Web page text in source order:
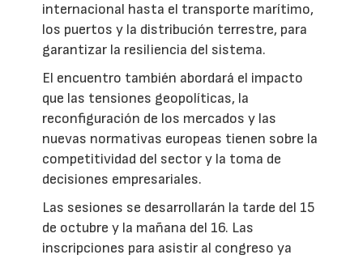
internacional hasta el transporte marítimo,
los puertos y la distribución terrestre, para
garantizar la resiliencia del sistema.
El encuentro también abordará el impacto
que las tensiones geopolíticas, la
reconfiguración de los mercados y las
nuevas normativas europeas tienen sobre la
competitividad del sector y la toma de
decisiones empresariales.
Las sesiones se desarrollarán la tarde del 15
de octubre y la mañana del 16. Las
inscripciones para asistir al congreso ya